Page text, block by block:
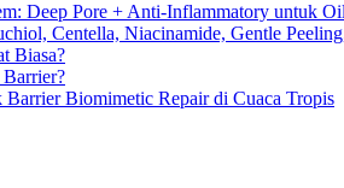
Deep Pore + Anti-Inflammatory untuk
Centella, Niacinamide, Gentle
Biasa?
Biomimetic Repair di Cuaca Tropis